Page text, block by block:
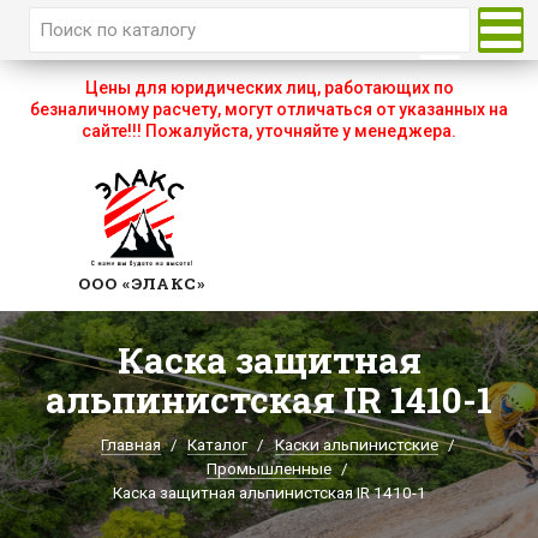
Главная
О компании
Каталог
Оплата и доставка
Бренды
Акции
Партнеры
Контакты
Цены для юридических лиц, работающих по
безналичному расчету, могут отличаться от указанных на
сайте!!! Пожалуйста, уточняйте у менеджера.
ООО «ЭЛАКС»
Каска защитная
альпинистская IR 1410-1
Главная Каталог
Каски альпинистские
Промышленные
Каска защитная альпинистская IR 1410-1